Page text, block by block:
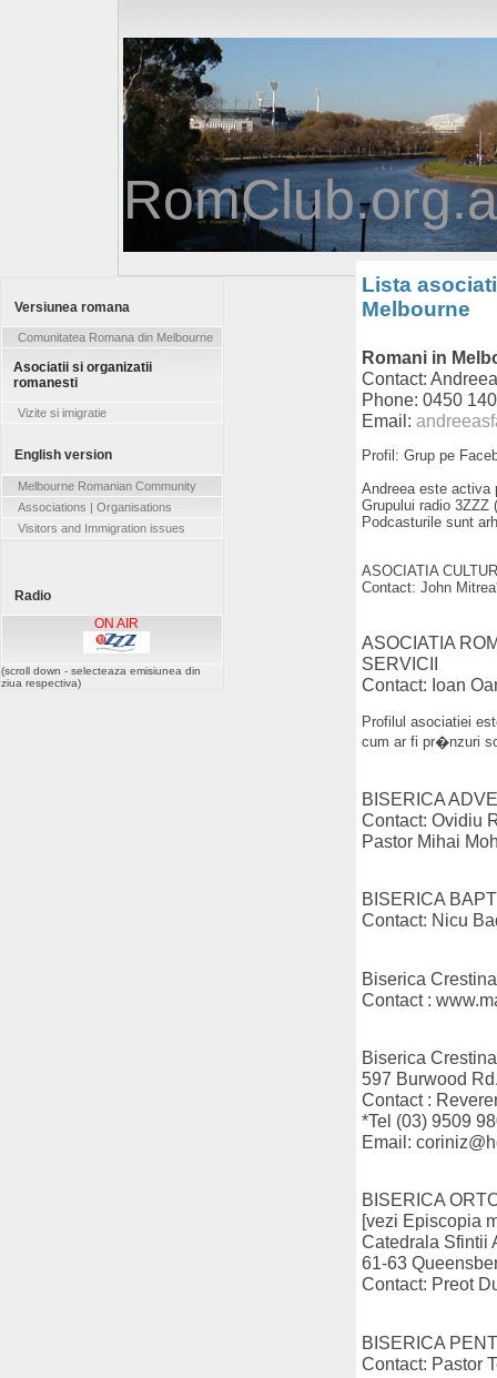
Lista
Melbourne
Romani in
Contact:
Phone: 0450
Email:
Profil: Grup pe
Andreea este activa
Grupului radio 3ZZZ
Podcasturile sunt
ASOCIATIA
Contact: John
ASOCIATIA
SERVICII
Contact: Ioan
Profilul asociatiei
cum ar fi pr�nzuri
BISERICA
Contact: Ovidiu
Pastor Mihai
BISERICA
Contact: Nicu
Biserica
Contact :
Biserica
597 Burwood
Contact :
*Tel (03) 9509
Email:
BISERICA
[vezi Episcopia
Catedrala Sfintii
61-63
Contact: Preot
BISERICA
Contact: Pastor
Versiunea romana
Comunitatea Romana din Melbourne
Asociatii si organizatii
romanesti
Vizite si imigratie
English version
Melbourne Romanian Community
Associations | Organisations
Visitors and Immigration issues
Radio
ON AIR
(scroll down - selecteaza emisiunea din
ziua respectiva)